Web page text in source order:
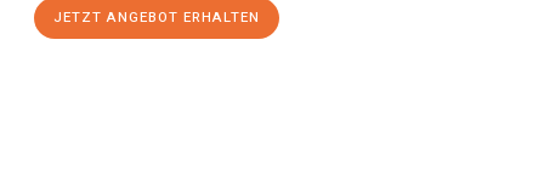
JETZT ANGEBOT ERHALTEN